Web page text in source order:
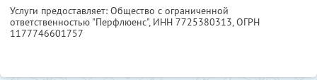
Услуги предоставляет: Общество с ограниченной
ответственностью "Перфлюенс", ИНН 7725380313, ОГРН
1177746601757